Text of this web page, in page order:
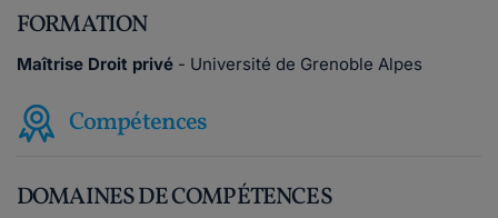
FORMATION
Maîtrise Droit privé - Université de Grenoble Alpes
Compétences
DOMAINES DE COMPÉTENCES